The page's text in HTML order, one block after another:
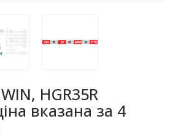
HGR35R
вказана за 4